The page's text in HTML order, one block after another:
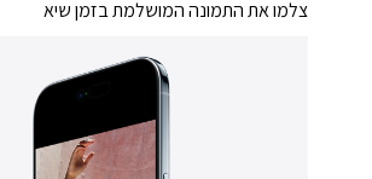
צלמו את התמונה המושלמת בזמן שיא